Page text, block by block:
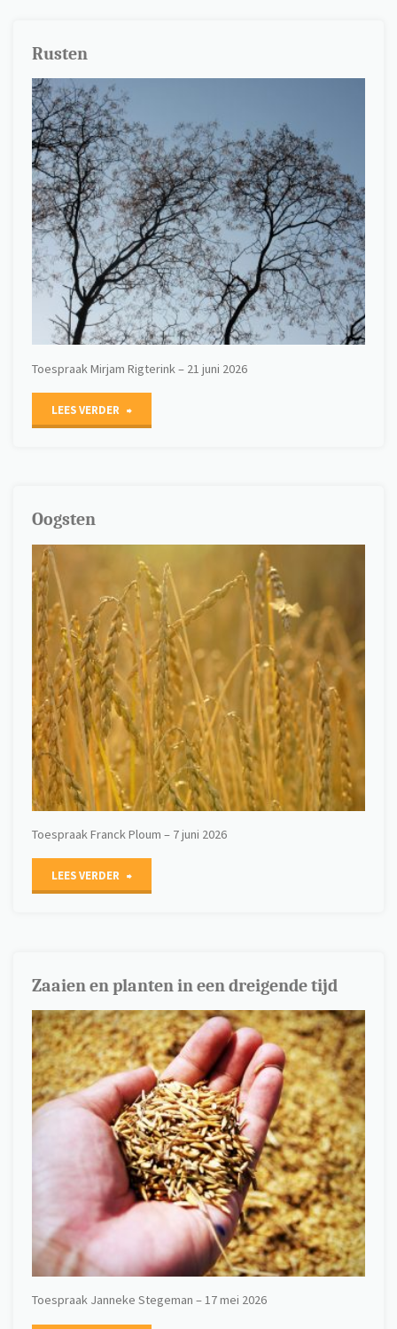
Rusten
Toespraak Mirjam Rigterink – 21 juni 2026
LEES VERDER "Rusten"
Oogsten
Toespraak Franck Ploum – 7 juni 2026
LEES VERDER "Oogsten"
Zaaien en planten in een dreigende tijd
Toespraak Janneke Stegeman – 17 mei 2026